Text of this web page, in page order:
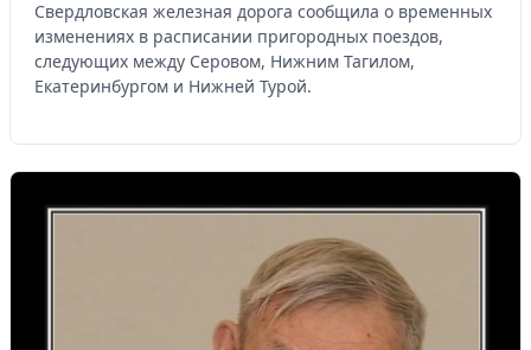
Свердловская железная дорога сообщила о временных
изменениях в расписании пригородных поездов,
следующих между Серовом, Нижним Тагилом,
Екатеринбургом и Нижней Турой.